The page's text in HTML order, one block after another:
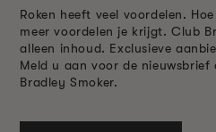
Roken heeft veel voordelen.
meer voordelen je krijgt. Club
alleen inhoud. Exclusieve
Meld u aan voor de
Bradley Smoker.